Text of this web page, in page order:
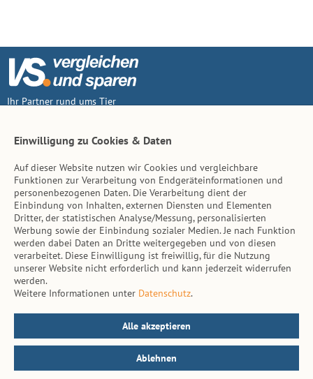
Ihr Partner rund ums Tier
Inhalt
Tierarzt-Suche
Hinweise
AGB
Impressum
Datenschutz
Kontakt
© vs. vergleichen-und-sparen.de 2026
Einwilligung zu Cookies & Daten
Auf dieser Website nutzen wir Cookies und vergleichbare
Funktionen zur Verarbeitung von Endgeräteinformationen und
personenbezogenen Daten. Die Verarbeitung dient der
Einbindung von Inhalten, externen Diensten und Elementen
Dritter, der statistischen Analyse/Messung, personalisierten
Werbung sowie der Einbindung sozialer Medien. Je nach Funktion
werden dabei Daten an Dritte weitergegeben und von diesen
verarbeitet. Diese Einwilligung ist freiwillig, für die Nutzung
unserer Website nicht erforderlich und kann jederzeit widerrufen
werden.
Weitere Informationen unter Datenschutz.
Alle akzeptieren
Ablehnen